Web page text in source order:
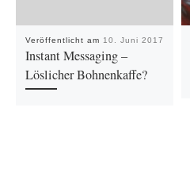
Veröffentlicht am 10. Juni 2017
Instant Messaging –
Löslicher Bohnenkaffe?